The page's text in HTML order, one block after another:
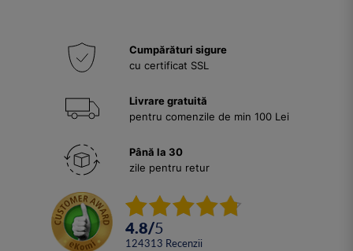
Cumpărături sigure
cu certificat SSL
Livrare gratuită
pentru comenzile de min 100 Lei
Până la 30
zile pentru retur
4.8/5
124313 Recenzii